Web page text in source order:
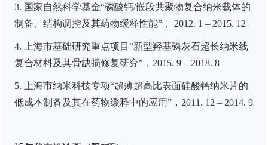
3. 国家自然科学基金“磷酸钙/嵌段共聚物复合纳米载体的
制备、结构调控及其药物缓释性能”， 2012. 1 – 2015. 12
4.
上海市基础研究重点项目“新型羟基磷灰石超长纳米线
复合材料及其骨缺损修复研究”，2015. 9 – 2018. 8
5.
上海市纳米科技专项“超薄超高比表面硅酸钙纳米片的
低成本制备及其在药物缓释中的应用”，2011. 12 – 2014. 9